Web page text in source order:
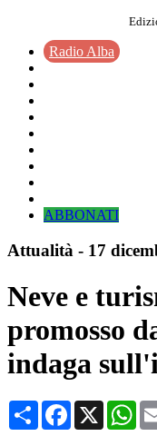
Radio Alba
ABBONATI
Attualità - 17
Neve e
promosso
indaga
CondividiFacebook
X